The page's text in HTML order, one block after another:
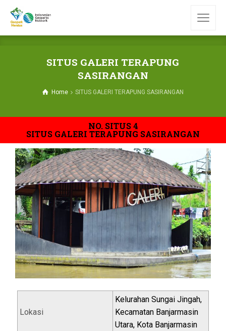
SITUS GALERI TERAPUNG
SASIRANGAN
Home SITUS GALERI TERAPUNG SASIRANGAN
NO. SITUS 4
SITUS GALERI TERAPUNG SASIRANGAN
Lokasi
Kelurahan Sungai Jingah,
Kecamatan Banjarmasin
Utara, Kota Banjarmasin